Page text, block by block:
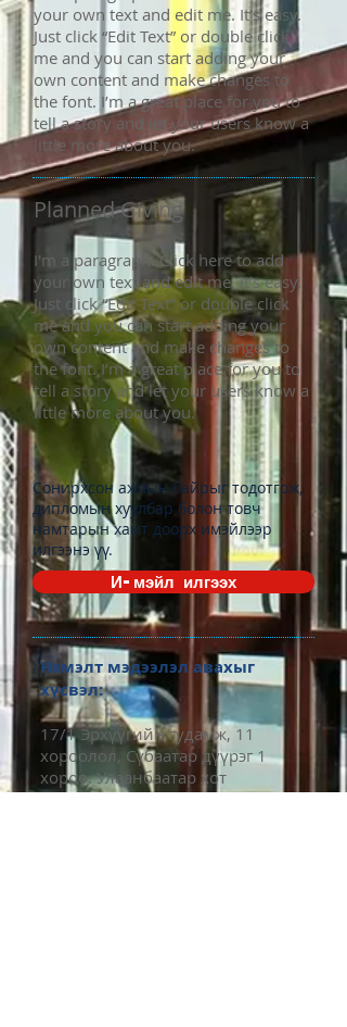
your own text and edit me. It’s easy.
Just click “Edit Text” or double click
me and you can start adding your
own content and make changes to
the font. I’m a great place for you to
tell a story and let your users know a
little more about you.
Planned Giving
I'm a paragraph. Click here to add
your own text and edit me. It’s easy.
Just click “Edit Text” or double click
me and you can start adding your
own content and make changes to
the font. I’m a great place for you to
tell a story and let your users know a
little more about you.
Сонирхсон ажлын байрыг тодотгож,
дипломын хуулбар болон товч
намтарын хамт доорх имэйлээр
илгээнэ үү.
И-мэйл илгээх
Нэмэлт мэдээлэл авахыг
хүсвэл:
17/1 Эрхүүгийн гудамж, 11
хороолол, Сүбаатар дүүрэг 1
хороо, Улаанбаатар хот